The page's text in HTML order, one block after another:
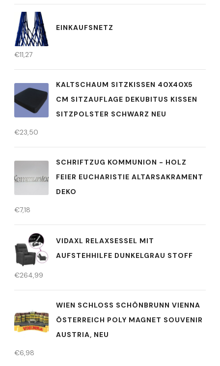
EINKAUFSNETZ
€11,27
KALTSCHAUM SITZKISSEN 40X40X5
CM SITZAUFLAGE DEKUBITUS KISSEN
SITZPOLSTER SCHWARZ NEU
€23,50
SCHRIFTZUG KOMMUNION - HOLZ
FEIER EUCHARISTIE ALTARSAKRAMENT
DEKO
€7,18
VIDAXL RELAXSESSEL MIT
AUFSTEHHILFE DUNKELGRAU STOFF
€264,99
WIEN SCHLOSS SCHÖNBRUNN VIENNA
ÖSTERREICH POLY MAGNET SOUVENIR
AUSTRIA, NEU
€6,98